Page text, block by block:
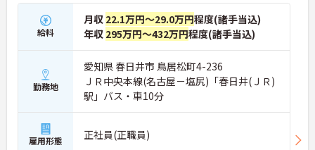
給料
月収 22.1万円～29.0万円程度(諸手当込)
年収 295万円～432万円程度(諸手当込)
勤務地
愛知県 春日井市 鳥居松町4-236
ＪＲ中央本線(名古屋－塩尻)「春日井(ＪＲ)
駅」バス・車10分
雇用形態 正社員(正職員)